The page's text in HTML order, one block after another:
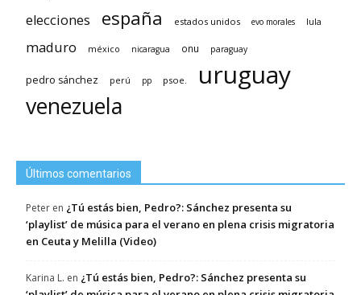
elecciones españa estados unidos evo morales lula
maduro méxico nicaragua onu paraguay
pedro sánchez perú pp psoe. uruguay
venezuela
Últimos comentarios
Peter en ¿Tú estás bien, Pedro?: Sánchez presenta su
‘playlist’ de música para el verano en plena crisis migratoria
en Ceuta y Melilla (Video)
Karina L. en ¿Tú estás bien, Pedro?: Sánchez presenta su